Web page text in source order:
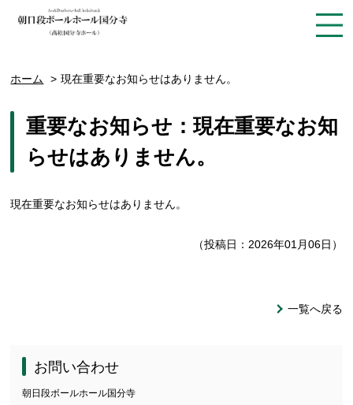
ホーム 現在重要なお知らせはありません。
重要なお知らせ：現在重要なお知
らせはありません。
現在重要なお知らせはありません。
（投稿日：2026年01月06日）
一覧へ戻る
お問い合わせ
朝日段ボールホール国分寺